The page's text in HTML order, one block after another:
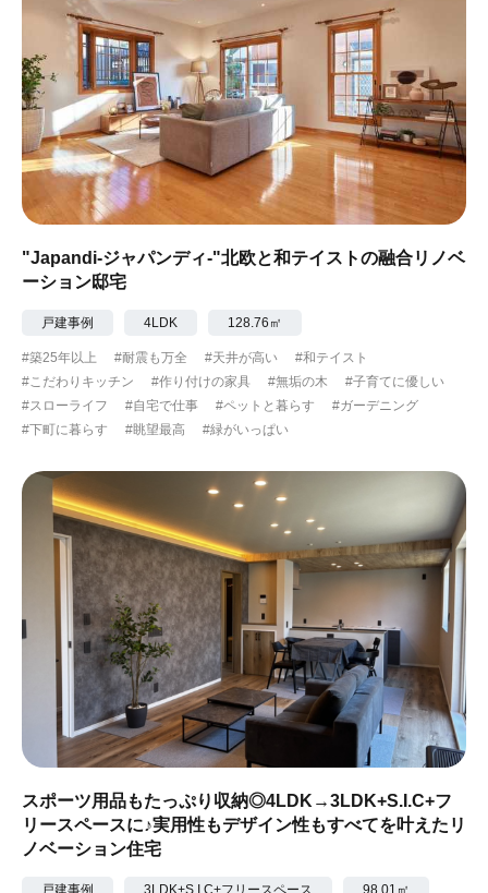
"Japandi-ジャパンディ-"北欧と和テイストの融合リノベ
ーション邸宅
戸建事例 4LDK 128.76㎡
#築25年以上 #耐震も万全 #天井が高い
#和テイスト
#こだわりキッチン
#作り付けの家具 #無垢の木
#子育てに優しい
#スローライフ
#自宅で仕事 #ペットと暮らす
#ガーデニング
#下町に暮らす
#眺望最高 #緑がいっぱい
スポーツ用品もたっぷり収納◎4LDK→3LDK+S.I.C+フ
リースペースに♪実用性もデザイン性もすべてを叶えたリ
ノベーション住宅